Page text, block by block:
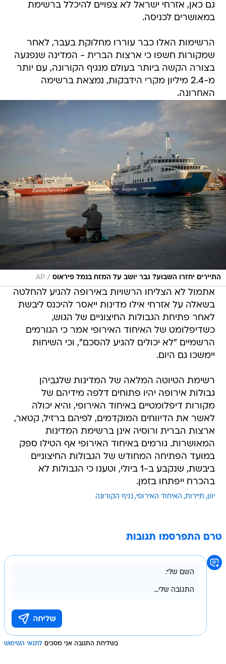
גם כאן, אזרחי ישראל לא צפויים להיכלל ברשימת
במאושרים לכניסה.
הרשימות האלו כבר עוררו מחלוקת בעבר, לאחר
שמקורות חשפו כי ארצות הברית - המדינה שנפגעה
בצורה הקשה ביותר בעולם מנגיף הקורונה, עם יותר
מ-2.4 מיליון מקרי הידבקות, נמצאת ברשימה
האחרונה.
התיירים יחזרו השבוע? גבר יושב על המזח בנמל פיראוס /
AP
אתמול לא הצליחו הרשויות באירופה להגיע להחלטה
בשאלה על אזרחי אילו מדינות ייאסר להיכנס ליבשת
לאחר פתיחת הגבולות החיצוניים של הגוש,
כשדיפלומט של האיחוד האירופי אמר כי הגורמים
הרשמיים "לא יכולים להגיע להסכם", וכי השיחות
יימשכו גם היום.
רשימת הטיוטה המלאה של המדינות שלגביהן
גבולות אירופה יהיו פתוחים דלפה מידיהם של
מקורות דיפלומטיים באיחוד האירופי, והיא יכולה
לאשר את הדיווחים המוקדמים, לפיהם ברזיל, קטאר,
ארצות הברית ורוסיה אינן ברשימת המדינות
המאושרות. גורמים באיחוד האירופי אף הטילו ספק
במועד הפתיחה המחודש של הגבולות החיצוניים
ביבשת, שנקבע ב-1 ביולי, וטענו כי הגבולות לא
בהכרח ייפתחו בזמן.
יוון תיירות האיחוד האירופי נגיף הקורונה
טרם התפרסמו תגובות
בשליחת התגובה אני מסכים לתנאי השימוש